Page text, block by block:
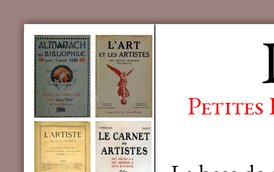
Petites